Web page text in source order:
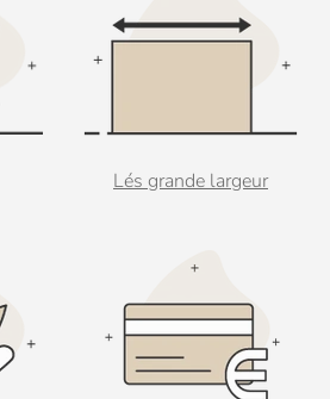
Lés grande largeur